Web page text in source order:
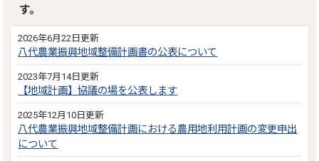
す。
2026年6月22日更新
八代農業振興地域整備計画書の公表について
2023年7月14日更新
【地域計画】協議の場を公表します
2025年12月10日更新
八代農業振興地域整備計画における農用地利用計画の変更申出
について